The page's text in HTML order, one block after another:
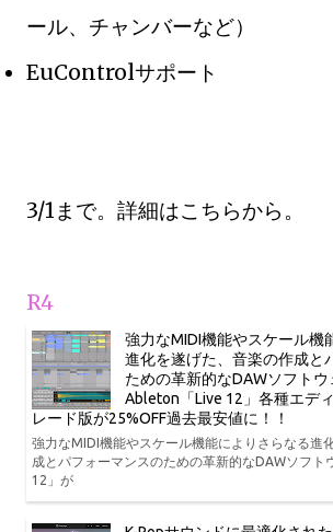
ール、チャンバーなど）
EuControlサポート
3/1まで。詳細はこちらから。
R4
強力なMIDI機能やスケール機
進化を遂げた、音楽の作成と
ための革新的なDAWソフトウ
Ableton「Live 12」各種エデ
レード版が25%OFF過去最安値に！！
強力なMIDI機能やスケール機能によりさらなる進
成とパフォーマンスのための革新的なDAWソフト
12」が